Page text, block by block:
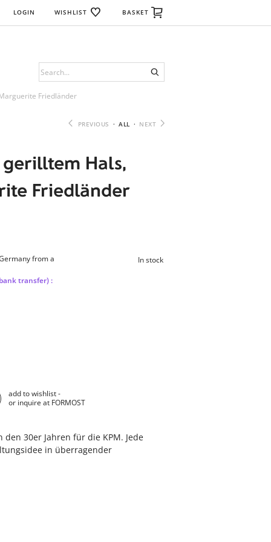
LOGIN WISHLIST BASKET
Friedländer
PREVIOUS · ALL · NEXT
Hals,
Friedländer
In stock
from a
transfer) :
add to wishlist -
or inquire at FORMOST
30er Jahren für die KPM. Jede
in überragender